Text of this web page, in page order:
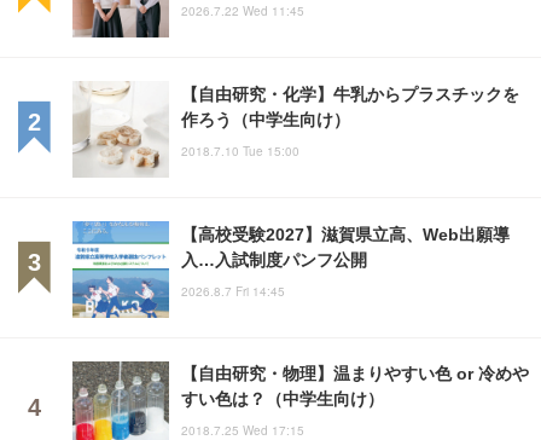
2026.7.22 Wed 11:45
【自由研究・化学】牛乳からプラスチックを
作ろう（中学生向け）
2018.7.10 Tue 15:00
【高校受験2027】滋賀県立高、Web出願導
入…入試制度パンフ公開
2026.8.7 Fri 14:45
【自由研究・物理】温まりやすい色 or 冷めや
すい色は？（中学生向け）
2018.7.25 Wed 17:15